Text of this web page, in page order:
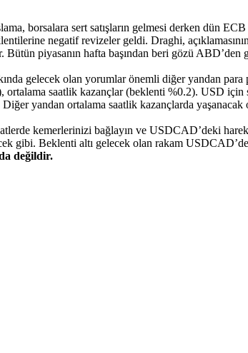
borsalara sert satışların gelmesi derken dün ECB
negatif revizeler geldi. Draghi,
piyasanın hafta başından beri gözü
gelecek olan yorumlar önemli diğer yandan
ortalama saatlik kazançlar (beklenti %0.2). USD
yandan ortalama saatlik kazançlarda
kemerlerinizi bağlayın ve USDCAD’deki
gibi. Beklenti altı gelecek olan rakam
değildir.